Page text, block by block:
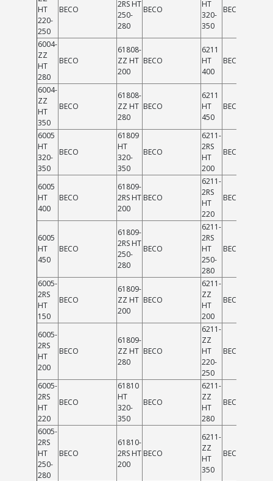
HT
220-
250
BECO
2RS HT
250-
280
BECO
HT
320-
350
BECO
6004-
ZZ
HT
280
BECO
61808-
ZZ HT
200
BECO
6211
HT
400
BECO
6004-
ZZ
HT
350
BECO
61808-
ZZ HT
280
BECO
6211
HT
450
BECO
6005
HT
320-
350
BECO
61809
HT
320-
350
BECO
6211-
2RS
HT
200
BECO
6005
HT
400
BECO
61809-
2RS HT
200
BECO
6211-
2RS
HT
220
BECO
6005
HT
450
BECO
61809-
2RS HT
250-
280
BECO
6211-
2RS
HT
250-
280
BECO
6005-
2RS
HT
150
BECO
61809-
ZZ HT
200
BECO
6211-
ZZ
HT
200
BECO
6005-
2RS
HT
200
BECO
61809-
ZZ HT
280
BECO
6211-
ZZ
HT
220-
250
BECO
6005-
2RS
HT
220
BECO
61810
HT
320-
350
BECO
6211-
ZZ
HT
280
BECO
6005-
2RS
HT
250-
280
BECO
61810-
2RS HT
200
BECO
6211-
ZZ
HT
350
BECO